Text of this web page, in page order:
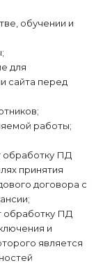
обучении и
для
сайта перед
работы;
обработку ПД
принятия
договора с
обработку ПД
и
является